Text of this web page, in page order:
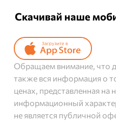
Скачивай наше
Обращаем внимание, что
также вся информация о
ценах, представленная
информационный
не является публичной